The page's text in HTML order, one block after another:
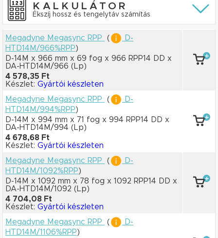
KALKULÁTOR
Ékszíj hossz és tengelytáv számítás
Megadyne Megasync RPP (
D-
HTD14M/966%RPP)
D-14M x 966 mm x 69 fog x 966 RPP14 DD x
DA-HTD14M/966 (Lp)
4 578,35 Ft
Készlet: Gyártói készleten
Megadyne Megasync RPP
(
D-
HTD14M/994%RPP)
D-14M x 994 mm x 71 fog x 994 RPP14 DD x
DA-HTD14M/994 (Lp)
4 678,68 Ft
Készlet: Gyártói készleten
Megadyne Megasync RPP
(
D-
HTD14M/1092%RPP)
D-14M x 1092 mm x 78 fog x 1092 RPP14 DD x
DA-HTD14M/1092 (Lp)
4 704,08 Ft
Készlet: Gyártói készleten
Megadyne Megasync RPP
(
D-
HTD14M/1106%RPP)